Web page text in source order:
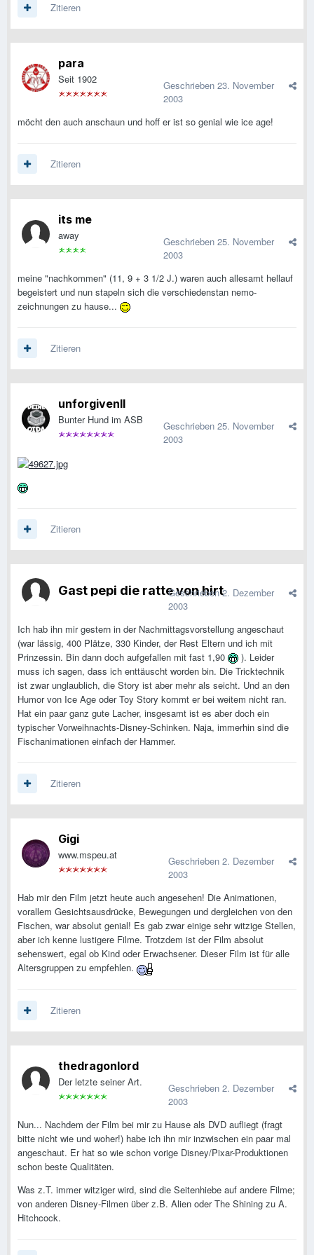
Zitieren
para
Seit 1902 Geschrieben 23. November
2003
möcht den auch anschaun und hoff er ist so genial wie ice age!
Zitieren
its me
away Geschrieben 25. November
2003
meine "nachkommen" (11, 9 + 3 1/2 J.) waren auch allesamt hellauf
begeistert und nun stapeln sich die verschiedenstan nemo-
zeichnungen zu hause...
Zitieren
unforgivenll
Bunter Hund im ASB Geschrieben 25. November
2003
Zitieren
Gast pepi die ratte von hirt
Geschrieben2. Dezember
2003
Ich hab ihn mir gestern in der Nachmittagsvorstellung angeschaut
(war lässig, 400 Plätze, 330 Kinder, der Rest Eltern und ich mit
Prinzessin. Bin dann doch aufgefallen mit fast 1,90
). Leider
muss ich sagen, dass ich enttäuscht worden bin. Die Tricktechnik
ist zwar unglaublich, die Story ist aber mehr als seicht. Und an den
Humor von Ice Age oder Toy Story kommt er bei weitem nicht ran.
Hat ein paar ganz gute Lacher, insgesamt ist es aber doch ein
typischer Vorweihnachts-Disney-Schinken. Naja, immerhin sind die
Fischanimationen einfach der Hammer.
Zitieren
Gigi
www.mspeu.at Geschrieben 2. Dezember
2003
Hab mir den Film jetzt heute auch angesehen! Die Animationen,
vorallem Gesichtsausdrücke, Bewegungen und dergleichen von den
Fischen, war absolut genial! Es gab zwar einige sehr witzige Stellen,
aber ich kenne lustigere Filme. Trotzdem ist der Film absolut
sehenswert, egal ob Kind oder Erwachsener. Dieser Film ist für alle
Altersgruppen zu empfehlen.
Zitieren
thedragonlord
Der letzte seiner Art. Geschrieben 2. Dezember
2003
Nun... Nachdem der Film bei mir zu Hause als DVD aufliegt (fragt
bitte nicht wie und woher!) habe ich ihn mir inzwischen ein paar mal
angeschaut. Er hat so wie schon vorige Disney/Pixar-Produktionen
schon beste Qualitäten.
Was z.T. immer witziger wird, sind die Seitenhiebe auf andere Filme;
von anderen Disney-Filmen über z.B. Alien oder The Shining zu A.
Hitchcock.